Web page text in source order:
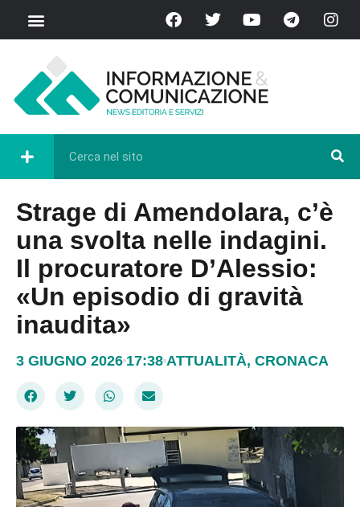
Strage di Amendolara, c’è
una svolta nelle indagini.
Il procuratore D’Alessio:
«Un episodio di gravità
inaudita»
3 GIUGNO 2026 17:38 ATTUALITÀ, CRONACA